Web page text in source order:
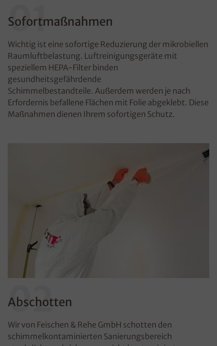
01
Sofortmaßnahmen
Wichtig ist eine sofortige Reduzierung der mikrobiellen
Raumluftbelastung. Luftreinigungsgeräte mit
speziellem HEPA-Filter binden
gesundheitsgefährdende
Schimmelbestandteile. Außerdem werden je nach
Erfordernis befallene Flächen mit Folie abgeklebt. Diese
Maßnahmen dienen Ihrem sofortigen Schutz.
02
Abschotten
Wir von Feischen & Rehe GmbH schotten den
schimmelkontaminierten Sanierungsbereich